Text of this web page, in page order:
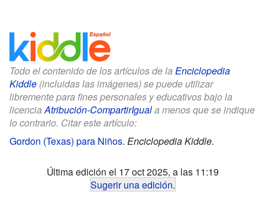
Todo el contenido de los artículos de la Enciclopedia
Kiddle (incluidas las imágenes) se puede utilizar
libremente para fines personales y educativos bajo la
licenciaAtribución-CompartirIguala menos que se indique
lo contrario. Citar este artículo:
Gordon (Texas) para Niños. Enciclopedia Kiddle.
Última edición el 17 oct 2025, a las 11:19
Sugerir una edición.